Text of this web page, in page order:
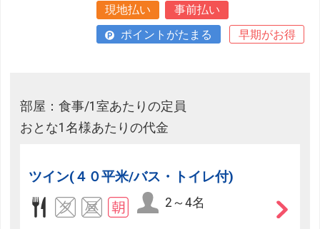
現地払い
事前払い
ポイントがたまる
早期がお得
部屋：食事/1室あたりの定員
おとな1名様あたりの代金
ツイン(４０平米/バス・トイレ付)
2～4名